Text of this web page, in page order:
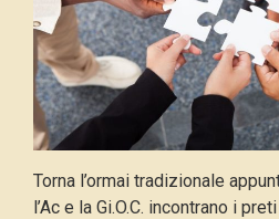
Torna l’ormai tradizionale
l’Ac e la Gi.O.C. incontrano i